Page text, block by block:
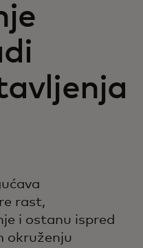
rast,
i ostanu ispred
okruženju